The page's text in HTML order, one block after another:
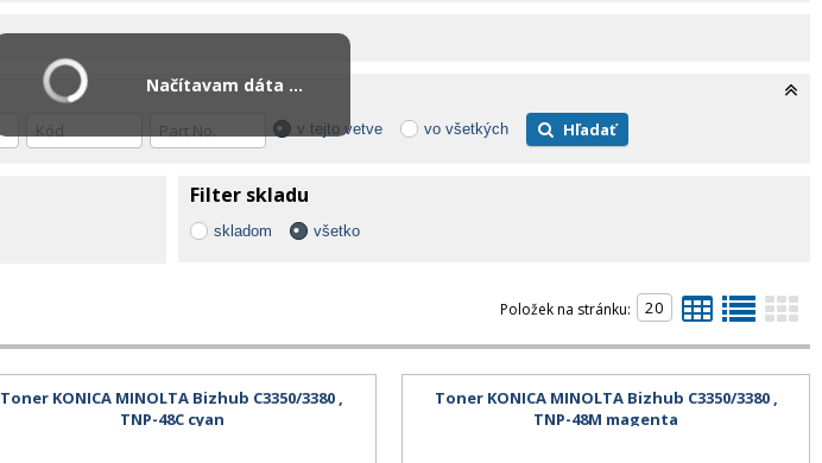
v tejto vetve vo všetkých Hľadať
Filter skladu
skladom všetko
Položek na stránku:
Toner KONICA MINOLTA Bizhub C3350/3380 ,
TNP-48C cyan
Toner KONICA MINOLTA Bizhub C3350/3380 ,
TNP-48M magenta
Načítavam dáta ...